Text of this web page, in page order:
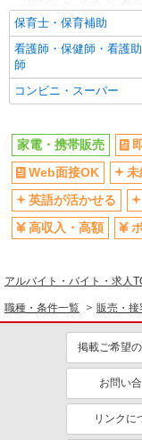
保育士・保育補助
看護師・保健師・看護
師
コンビニ・スーパー
家電・携帯販売
Web面接OK
未
英語が活かせる
高収入・高額
アルバイト・バイト・求人
職種・条件一覧 販売・接
掲載ご希望
お問い
リンクに